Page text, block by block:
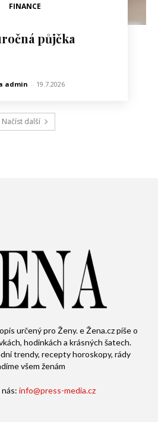
FINANCE
půjčka
admin - 19.7.2026
Načíst další
určený pro Ženy. e Žena.cz píše o
hodinkách a krásných šatech.
trendy, recepty horoskopy, rády
všem ženám
info@press-media.cz